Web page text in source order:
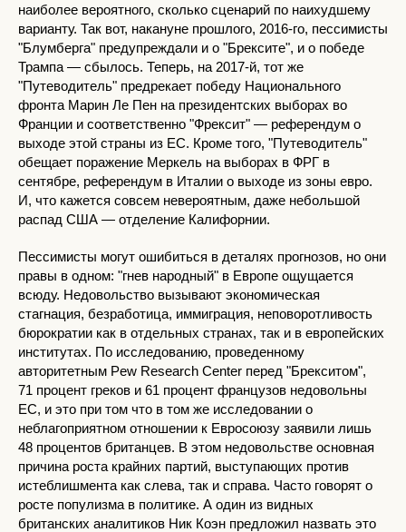
наиболее вероятного, сколько сценарий по наихудшему
варианту. Так вот, накануне прошлого, 2016-го, пессимисты
"Блумберга" предупреждали и о "Брексите", и о победе
Трампа — сбылось. Теперь, на 2017-й, тот же
"Путеводитель" предрекает победу Национального
фронта Марин Ле Пен на президентских выборах во
Франции и соответственно "Фрексит" — референдум о
выходе этой страны из ЕС. Кроме того, "Путеводитель"
обещает поражение Меркель на выборах в ФРГ в
сентябре, референдум в Италии о выходе из зоны евро.
И, что кажется совсем невероятным, даже небольшой
распад США — отделение Калифорнии.
Пессимисты могут ошибиться в деталях прогнозов, но они
правы в одном: "гнев народный" в Европе ощущается
всюду. Недовольство вызывают экономическая
стагнация, безработица, иммиграция, неповоротливость
бюрократии как в отдельных странах, так и в европейских
институтах. По исследованию, проведенному
авторитетным Pew Research Center перед "Брекситом",
71 процент греков и 61 процент французов недовольны
ЕС, и это при том что в том же исследовании о
неблагоприятном отношении к Евросоюзу заявили лишь
48 процентов британцев. В этом недовольстве основная
причина роста крайних партий, выступающих против
истеблишмента как слева, так и справа. Часто говорят о
росте популизма в политике. А один из видных
британских аналитиков Ник Коэн предложил назвать это